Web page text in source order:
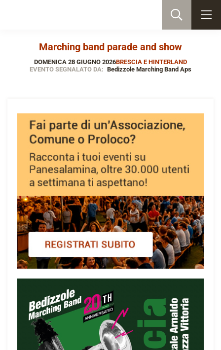
Marching band parade and show
DOMENICA 28 GIUGNO 2026BRESCIA E HINTERLAND
EVENTO SEGNALATO DA: Bedizzole Marching Band Aps